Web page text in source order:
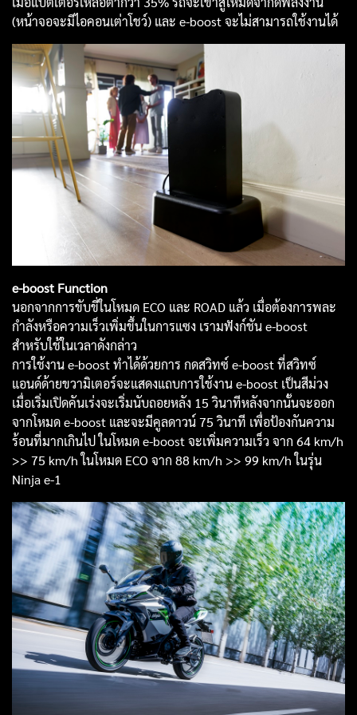
(หน้าจอจะมีไอคอนเต่าโชว์) และ e-boost จะไม่สามารถใช้งานได้
e-boost Function
นอกจากการขับขี่ในโหมด ECO และ ROAD แล้ว เมื่อต้องการพละ
กำลังหรือความเร็วเพิ่มขึ้นในการแซง เรามฟังก์ชัน e-boost
สำหรับใช้ในเวลาดังกล่าว
การใช้งาน e-boost ทำได้ด้วยการ กดสวิทซ์ e-boost ที่สวิทซ์
แอนด์ด้ายขวามิเตอร์จะแสดงแถบการใช้งาน e-boost เป็นสีม่วง
เมื่อเริ่มเปิดคันเร่งจะเริ่มนับถอยหลัง 15 วินาทีหลังจากนั้นจะออก
จากโหมด e-boost และจะมีคูลดาวน์ 75 วินาที เพื่อป้องกันความ
ร้อนที่มากเกินไป ในโหมด e-boost จะเพิ่มความเร็ว จาก 64 km/h
>> 75 km/h ในโหมด ECO จาก 88 km/h >> 99 km/h ในรุ่น
Ninja e-1